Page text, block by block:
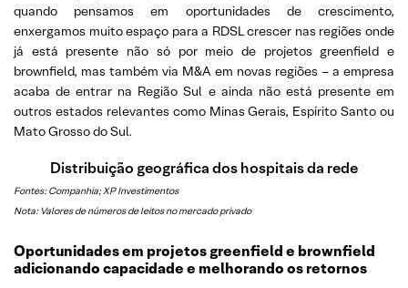
quando pensamos em oportunidades de crescimento,
enxergamos muito espaço para a RDSL crescer nas regiões onde
já está presente não só por meio de projetos greenfield e
brownfield, mas também via M&A em novas regiões – a empresa
acaba de entrar na Região Sul e ainda não está presente em
outros estados relevantes como Minas Gerais, Espírito Santo ou
Mato Grosso do Sul.
Distribuição geográfica dos hospitais da rede
Fontes: Companhia; XP Investimentos
Nota: Valores de números de leitos no mercado privado
Oportunidades em projetos greenfield e brownfield
adicionando capacidade e melhorando os retornos